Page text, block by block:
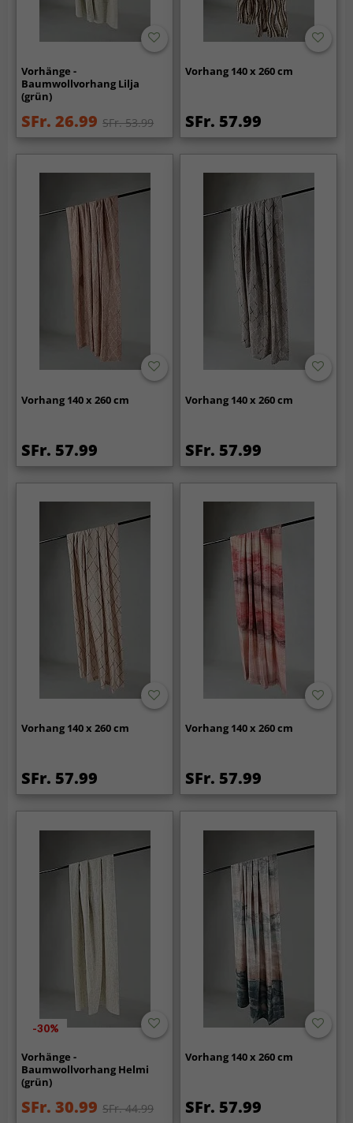
Vorhänge -
Baumwollvorhang Lilja
(grün)
SFr. 26.99 SFr. 53.99
Vorhang 140 x 260 cm
SFr. 57.99
Vorhang 140 x 260 cm
SFr. 57.99
Vorhang 140 x 260 cm
SFr. 57.99
Vorhang 140 x 260 cm
SFr. 57.99
Vorhang 140 x 260 cm
SFr. 57.99
-30%
Vorhänge -
Baumwollvorhang Helmi
(grün)
SFr. 30.99 SFr. 44.99
Vorhang 140 x 260 cm
SFr. 57.99